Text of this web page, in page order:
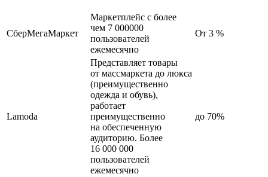
СберМегаМаркет
Маркетплейс с более
чем 7 000000
пользователей
ежемесячно
От 3 %
Lamoda
Представляет товары
от массмаркета до люкса
(преимущественно
одежда и обувь),
работает
преимущественно
на обеспеченную
аудиторию. Более
16 000 000
пользователей
ежемесячно
до 70%